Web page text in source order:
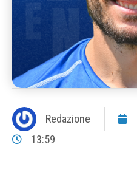
Redazione
13:59